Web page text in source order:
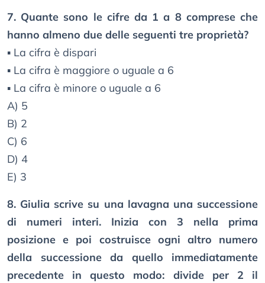
7. Quante sono le cifre da 1 a 8 comprese che
hanno almeno due delle seguenti tre proprietà?
▪ La cifra è dispari
▪ La cifra è maggiore o uguale a 6
▪ La cifra è minore o uguale a 6
A) 5
B) 2
C) 6
D) 4
E) 3
8. Giulia scrive su una lavagna una successione
di numeri interi. Inizia con 3 nella prima
posizione e poi costruisce ogni altro numero
della successione da quello immediatamente
precedente in questo modo: divide per 2 il